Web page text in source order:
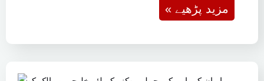
« مزید پڑھیے